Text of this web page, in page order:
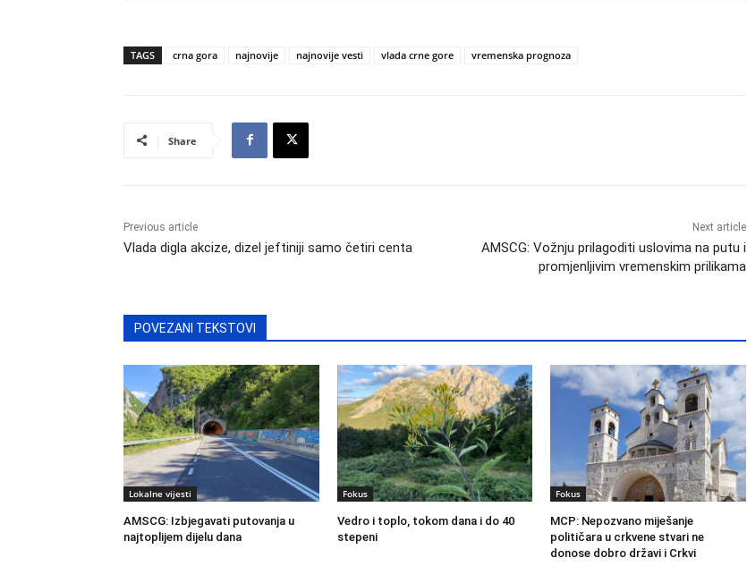
TAGS crna gora najnovije najnovije vesti vlada crne gore vremenska prognoza
Share
Previous article
Vlada digla akcize, dizel jeftiniji samo četiri centa
Next article
AMSCG: Vožnju prilagoditi uslovima na putu i
promjenljivim vremenskim prilikama
POVEZANI TEKSTOVI
Lokalne vijesti
AMSCG: Izbjegavati putovanja u
najtoplijem dijelu dana
Fokus
Vedro i toplo, tokom dana i do 40
stepeni
Fokus
MCP: Nepozvano miješanje
političara u crkvene stvari ne
donose dobro državi i Crkvi